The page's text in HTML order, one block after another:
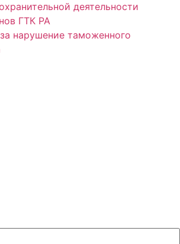
деятельности
ГТК РА
нарушение таможенного